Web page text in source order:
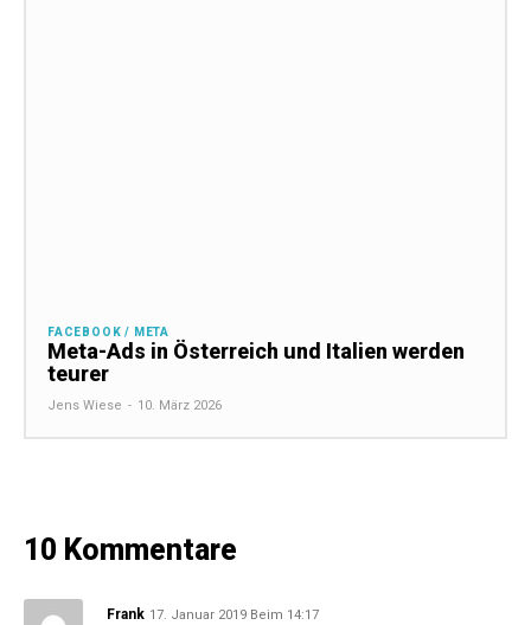
FACEBOOK / META
Meta-Ads in Österreich und Italien werden
teurer
Jens Wiese - 10. März 2026
10 Kommentare
Frank 17. Januar 2019 Beim 14:17